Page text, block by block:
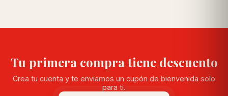
Tu primera compra tiene descuento
Crea tu cuenta y te enviamos un cupón de bienvenida solo
para ti.